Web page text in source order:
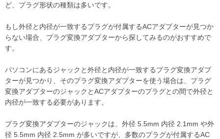
ど、プラグ形状の種類は多いです。
もし外径と内径が一致するプラグが付属するACアダプターが見つか
らない場合、プラグ変換アダプターから探してみるのがおすすめで
す。
パソコンにあるジャックと外径と内径が一致するプラグ変換アダプ
ターが見つかり、そのプラグ変換アダプターを使う場合は、プラグ
変換アダプターのジャックとACアダプターのプラグとの間で外径と
内径が一致する必要があります。
プラグ変換アダプターのジャックは、外径 5.5mm 内径 2.1mm や外
径 5.5mm 内径 2.5mm が多いですが、多数のプラグが付属するAC